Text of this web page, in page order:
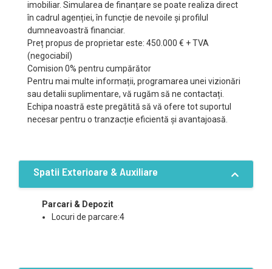
imobiliar. Simularea de finanțare se poate realiza direct
în cadrul agenției, în funcție de nevoile și profilul
dumneavoastră financiar.
Preț propus de proprietar este: 450.000 € + TVA
(negociabil)
Comision 0% pentru cumpărător
Pentru mai multe informații, programarea unei vizionări
sau detalii suplimentare, vă rugăm să ne contactați.
Echipa noastră este pregătită să vă ofere tot suportul
necesar pentru o tranzacție eficientă și avantajoasă.
Spatii Exterioare & Auxiliare
Parcari & Depozit
Locuri de parcare:4